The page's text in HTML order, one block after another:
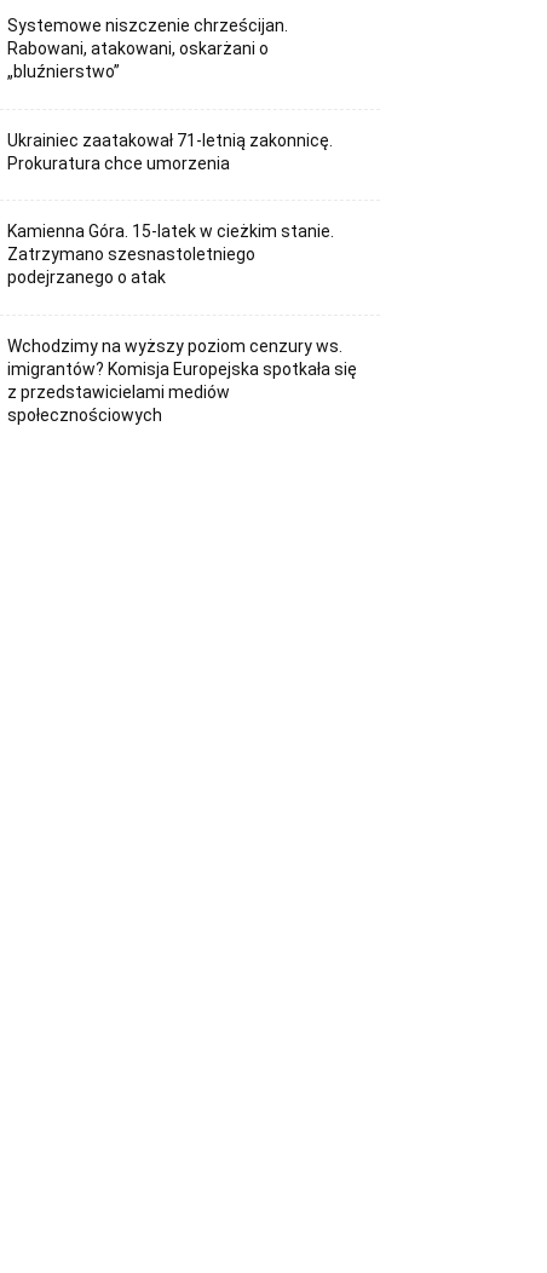
Systemowe niszczenie chrześcijan.
Rabowani, atakowani, oskarżani o
„bluźnierstwo”
Ukrainiec zaatakował 71-letnią zakonnicę.
Prokuratura chce umorzenia
Kamienna Góra. 15-latek w cieżkim stanie.
Zatrzymano szesnastoletniego
podejrzanego o atak
Wchodzimy na wyższy poziom cenzury ws.
imigrantów? Komisja Europejska spotkała się
z przedstawicielami mediów
społecznościowych